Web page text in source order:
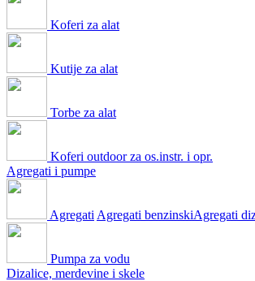
Koferi za alat
Kutije za alat
Torbe za alat
Koferi outdoor za os.instr. i opr.
Agregati i pumpe
Agregati Agregati benzinskiAgregati
Pumpa za vodu
Dizalice, merdevine i skele